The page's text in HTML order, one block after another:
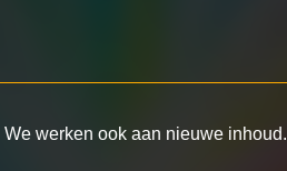
We werken ook aan nieuwe inhoud.